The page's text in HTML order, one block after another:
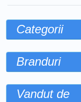
Categorii
Branduri
Vandut de